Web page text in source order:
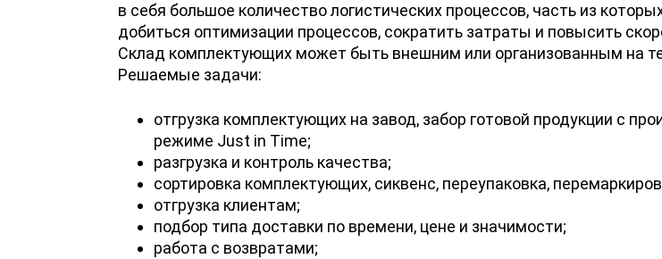
в себя большое количество логистических процессов, часть из
добиться оптимизации процессов, сократить затраты и повысить
Склад комплектующих может быть внешним или организованным на
Решаемые задачи:
отгрузка комплектующих на завод, забор готовой продукции с
режиме Just in Time;
разгрузка и контроль качества;
сортировка комплектующих, сиквенс, переупаковка,
отгрузка клиентам;
подбор типа доставки по времени, цене и значимости;
работа с возвратами;